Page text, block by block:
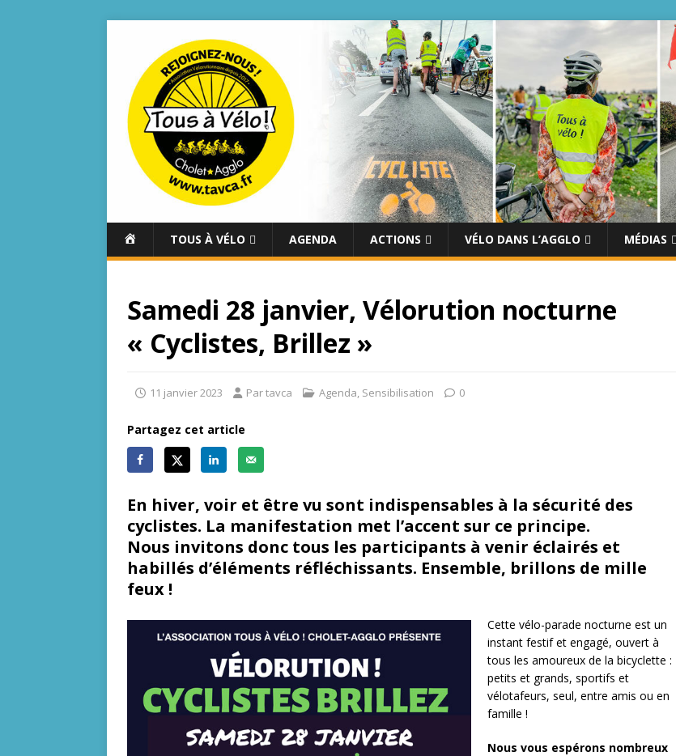
C
E
L
TOUS À VÉLO AGENDA ACTIONS VÉLO DANS L’AGGLO MÉDIAS
Samedi 28 janvier, Vélorution nocturne
« Cyclistes, Brillez »
11 janvier 2023 Par tavca Agenda, Sensibilisation 0
Partagez cet article
En hiver, voir et être vu sont indispensables à la sécurité des
cyclistes. La manifestation met l’accent sur ce principe.
Nous invitons donc tous les participants à venir éclairés et
habillés d’éléments réfléchissants. Ensemble, brillons de mille
feux !
Cette vélo-parade nocturne est un
instant festif et engagé, ouvert à
tous les amoureux de la bicyclette :
petits et grands, sportifs et
vélotafeurs, seul, entre amis ou en
famille !
Nous vous espérons nombreux